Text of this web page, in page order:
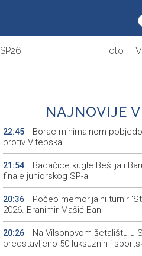
SP26 Foto
NAJNOVIJE
22:45
Borac minimalnom
protiv Vitebska
21:54
Bacačice kugle Bešlija i
finale juniorskog SP-a
20:36
Počeo memorijalni turnir
2026. Branimir Mašić Bani'
20:26
Na Vilsonovom šetalištu u
predstavljeno 50 luksuznih i